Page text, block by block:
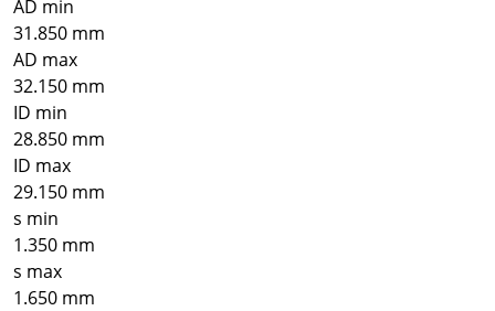
AD min
31.850 mm
AD max
32.150 mm
ID min
28.850 mm
ID max
29.150 mm
s min
1.350 mm
s max
1.650 mm